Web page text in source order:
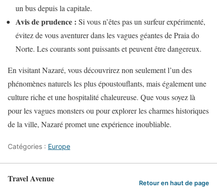
un bus depuis la capitale.
Avis de prudence : Si vous n’êtes pas un surfeur expérimenté,
évitez de vous aventurer dans les vagues géantes de Praia do
Norte. Les courants sont puissants et peuvent être dangereux.
En visitant Nazaré, vous découvrirez non seulement l’un des
phénomènes naturels les plus époustouflants, mais également une
culture riche et une hospitalité chaleureuse. Que vous soyez là
pour les vagues monsters ou pour explorer les charmes historiques
de la ville, Nazaré promet une expérience inoubliable.
Catégories : Europe
Travel Avenue Retour en haut de page